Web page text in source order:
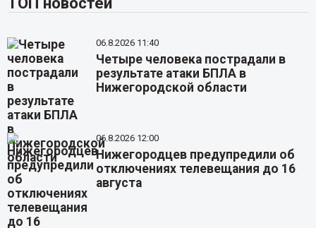
06.8.2026 11:40
Четыре человека пострадали в
результате атаки БПЛА в
Нижегородской области
06.8.2026 12:00
Нижегородцев предупредили об
отключениях телевещания до 16
августа